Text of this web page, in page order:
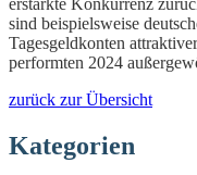
sind beispielsweise
Tagesgeldkonten
performten 2024
zurück zur Übersicht
Kategorien